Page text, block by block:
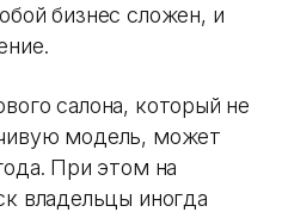
бизнес сложен, и
салона, который не
модель, может
При этом на
владельцы иногда